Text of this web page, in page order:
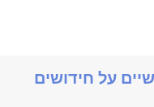
על חידושים